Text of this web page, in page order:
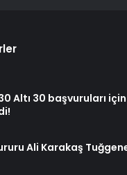
Altı 30 başvuruları
Ali Karakaş